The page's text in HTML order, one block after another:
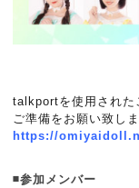
talkportを使用された
ご準備をお願い致しま
https://
◾️参加メンバー